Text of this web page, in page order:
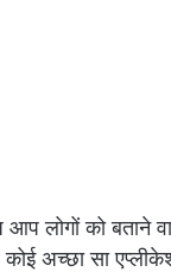
आप लोगों को बताने
कोई अच्छा सा